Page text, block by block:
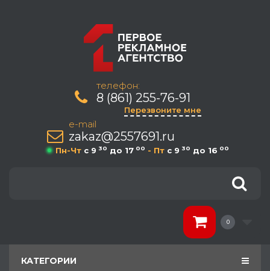
телефон:
8 (861) 255-76-91
Перезвоните мне
e-mail
zakaz@2557691.ru
Пн-Чт c 9 30 до 17 00 - Пт c 9 30 до 16 00
0
КАТЕГОРИИ